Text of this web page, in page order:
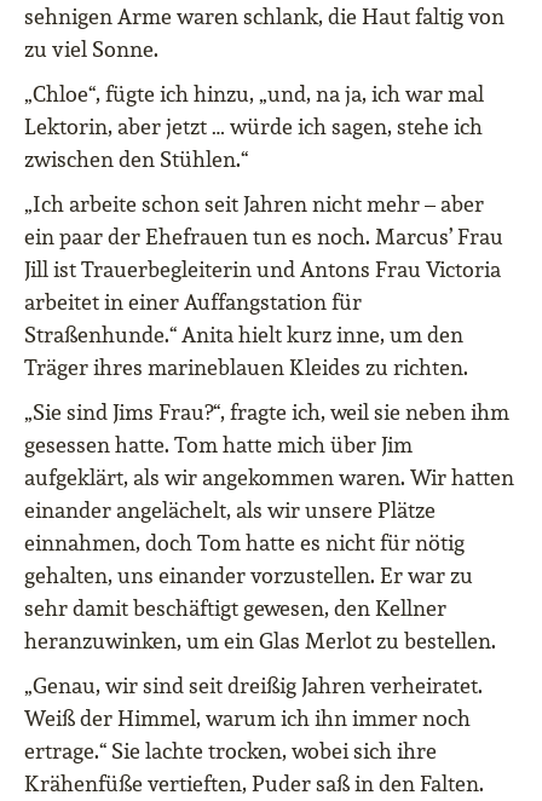
sehnigen Arme waren schlank, die Haut faltig von
zu viel Sonne.
„Chloe“, fügte ich hinzu, „und, na ja, ich war mal
Lektorin, aber jetzt … würde ich sagen, stehe ich
zwischen den Stühlen.“
„Ich arbeite schon seit Jahren nicht mehr – aber
ein paar der Ehefrauen tun es noch. Marcus’ Frau
Jill ist Trauerbegleiterin und Antons Frau Victoria
arbeitet in einer Auffangstation für
Straßenhunde.“ Anita hielt kurz inne, um den
Träger ihres marineblauen Kleides zu richten.
„Sie sind Jims Frau?“, fragte ich, weil sie neben ihm
gesessen hatte. Tom hatte mich über Jim
aufgeklärt, als wir angekommen waren. Wir hatten
einander angelächelt, als wir unsere Plätze
einnahmen, doch Tom hatte es nicht für nötig
gehalten, uns einander vorzustellen. Er war zu
sehr damit beschäftigt gewesen, den Kellner
heranzuwinken, um ein Glas Merlot zu bestellen.
„Genau, wir sind seit dreißig Jahren verheiratet.
Weiß der Himmel, warum ich ihn immer noch
ertrage.“ Sie lachte trocken, wobei sich ihre
Krähenfüße vertieften, Puder saß in den Falten.